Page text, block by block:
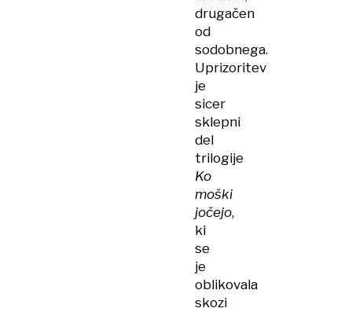
drugačen
od
sodobnega.
Uprizoritev
je
sicer
sklepni
del
trilogije
Ko
moški
jočejo,
ki
se
je
oblikovala
skozi